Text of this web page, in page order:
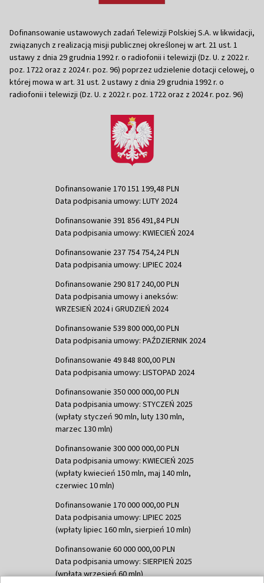
Dofinansowanie ustawowych zadań Telewizji Polskiej S.A. w likwidacji,
związanych z realizacją misji publicznej określonej w art. 21 ust. 1
ustawy z dnia 29 grudnia 1992 r. o radiofonii i telewizji (Dz. U. z 2022 r.
poz. 1722 oraz z 2024 r. poz. 96) poprzez udzielenie dotacji celowej, o
której mowa w art. 31 ust. 2 ustawy z dnia 29 grudnia 1992 r. o
radiofonii i telewizji (Dz. U. z 2022 r. poz. 1722 oraz z 2024 r. poz. 96)
Dofinansowanie 170 151 199,48 PLN
Data podpisania umowy: LUTY 2024
Dofinansowanie 391 856 491,84 PLN
Data podpisania umowy: KWIECIEŃ 2024
Dofinansowanie 237 754 754,24 PLN
Data podpisania umowy: LIPIEC 2024
Dofinansowanie 290 817 240,00 PLN
Data podpisania umowy i aneksów:
WRZESIEŃ 2024 i GRUDZIEŃ 2024
Dofinansowanie 539 800 000,00 PLN
Data podpisania umowy: PAŹDZIERNIK 2024
Dofinansowanie 49 848 800,00 PLN
Data podpisania umowy: LISTOPAD 2024
Dofinansowanie 350 000 000,00 PLN
Data podpisania umowy: STYCZEŃ 2025
(wpłaty styczeń 90 mln, luty 130 mln,
marzec 130 mln)
Dofinansowanie 300 000 000,00 PLN
Data podpisania umowy: KWIECIEŃ 2025
(wpłaty kwiecień 150 mln, maj 140 mln,
czerwiec 10 mln)
Dofinansowanie 170 000 000,00 PLN
Data podpisania umowy: LIPIEC 2025
(wpłaty lipiec 160 mln, sierpień 10 mln)
Dofinansowanie 60 000 000,00 PLN
Data podpisania umowy: SIERPIEŃ 2025
(wpłata wrzesień 60 mln)